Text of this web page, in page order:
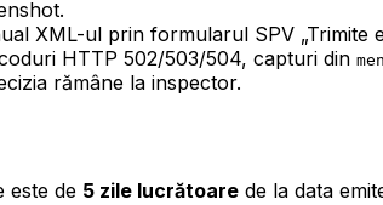
XML-ul prin formularul SPV „Trimite
HTTP 502/503/504, capturi din
rămâne la inspector.
este de 5 zile lucrătoare de la data